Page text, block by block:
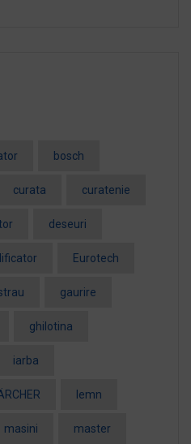
bosch
curata curatenie
deseuri
Eurotech
gaurire
ghilotina
iarba
lemn
masini master